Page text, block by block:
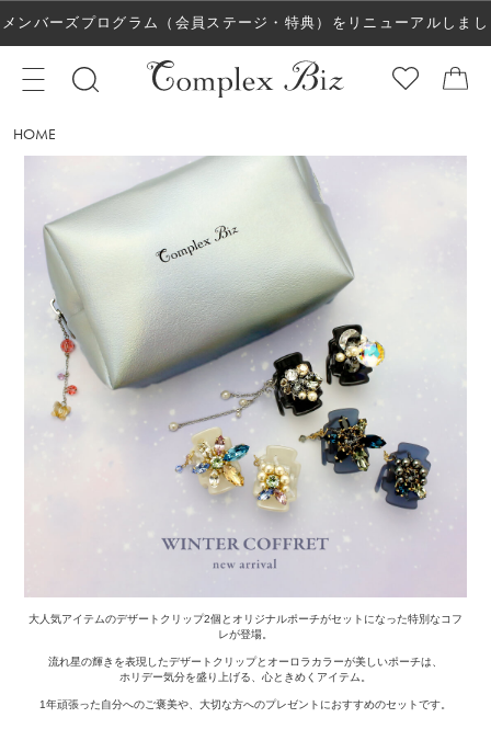
メンバーズプログラム（会員ステージ・特典）をリニューアルしまし
た！
HOME
大人気アイテムのデザートクリップ2個とオリジナルポーチがセットになった特別なコフ
レが登場。
流れ星の輝きを表現したデザートクリップとオーロラカラーが美しいポーチは、
ホリデー気分を盛り上げる、心ときめくアイテム。
1年頑張った自分へのご褒美や、大切な方へのプレゼントにおすすめのセットです。